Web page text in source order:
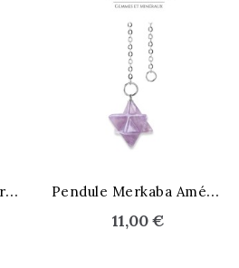
P
endule Merkaba Quartz Rose P
endule Merkaba Améthyste
11,00 €